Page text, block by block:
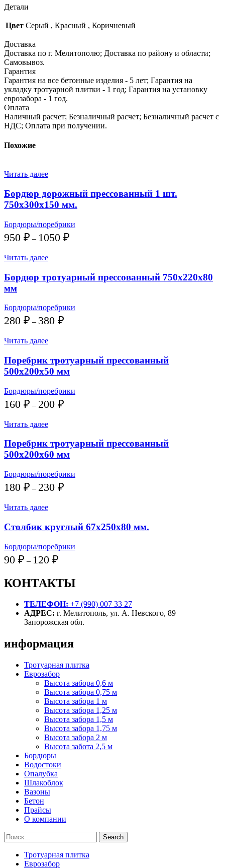
Детали
Цвет Серый , Красный , Коричневый
Доставка
Доставка по г. Мелитополю; Доставка по району и области;
Самовывоз.
Гарантия
Гарантия на все бетонные изделия - 5 лет; Гарантия на
укладку тротуарной плитки - 1 год; Гарантия на установку
еврозабора - 1 год.
Оплата
Наличный расчет; Безналичный расчет; Безналичный расчет с
НДС; Оплата при получении.
Похожие
Читать далее
Бордюр дорожный прессованный 1 шт.
750х300х150 мм.
Бордюры/поребрики
950 ₽ – 1050 ₽
1050 ₽
Читать далее
Бордюр тротуарный прессованный 750х220х80
мм
Бордюры/поребрики
280 ₽ – 380 ₽
Читать далее
Поребрик тротуарный прессованный
500х200х50 мм
Бордюры/поребрики
160 ₽ – 200 ₽
Читать далее
Поребрик тротуарный прессованный
500х200х60 мм
Бордюры/поребрики
180 ₽ – 230 ₽
230 ₽
Читать далее
Столбик круглый 67х250х80 мм.
Бордюры/поребрики
90 ₽ – 120 ₽
КОНТАКТЫ
ТЕЛЕФОН: +7 (990) 007 33 27
АДРЕС: г. Мелитополь, ул. А. Невского, 89
Запорожская обл.
информация
Тротуарная плитка
Еврозабор
Высота забора 0,6 м
Высота забора 0,75 м
Высота забора 1 м
Высота забора 1,25 м
Высота забора 1,5 м
Высота забора 1,75 м
Высота забора 2 м
Высота забота 2,5 м
Бордюры
Водостоки
Опалубка
Шлакоблок
Вазоны
Бетон
Прайсы
О компании
Search
Тротуарная плитка
Еврозабор